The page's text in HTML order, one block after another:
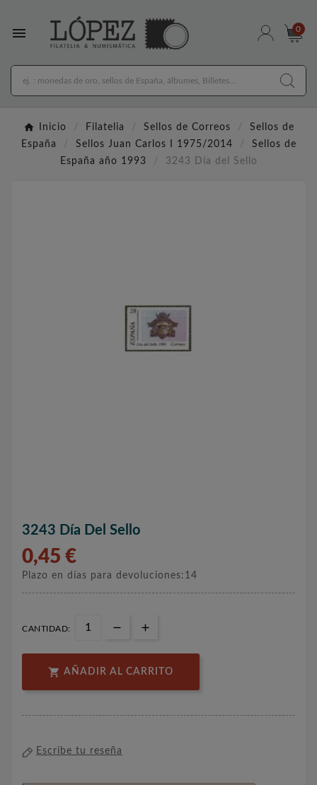
 0
Inicio Filatelia Sellos de Correos
Sellos de
España
Sellos Juan Carlos I 1975/2014
Sellos de
España año 1993
3243 Día del Sello
3243 Día Del Sello
0,45 €
Plazo en días para devoluciones:14
CANTIDAD:
 AÑADIR AL CARRITO
Escribe tu reseña